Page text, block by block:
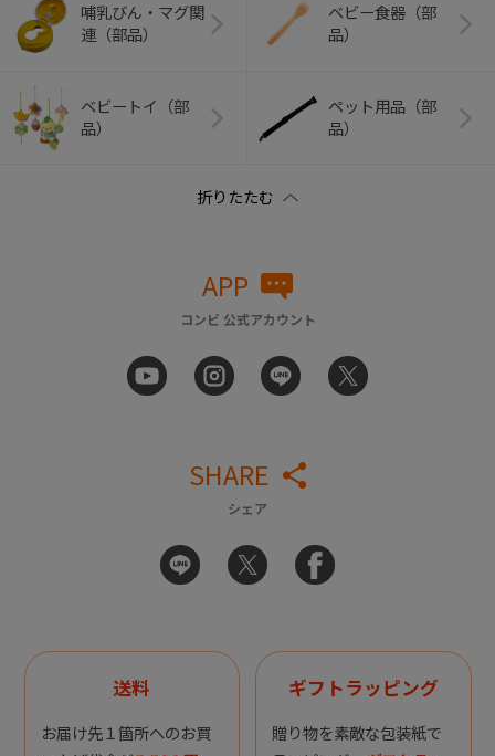
哺乳びん・マグ関
連（部品）
ベビー食器（部
品）
ベビートイ（部
品）
ペット用品（部
品）
APP
コンビ 公式アカウント
SHARE
シェア
送料
お届け先１箇所へのお買
ギフトラッピング
贈り物を素敵な包装紙で